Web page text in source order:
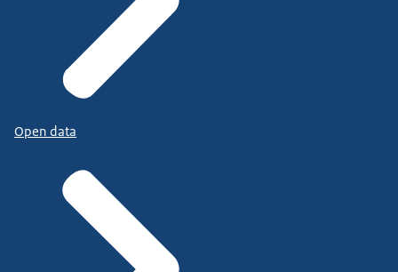
Open data